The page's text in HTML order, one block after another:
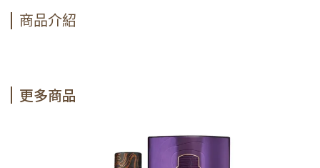
商品介紹
更多商品